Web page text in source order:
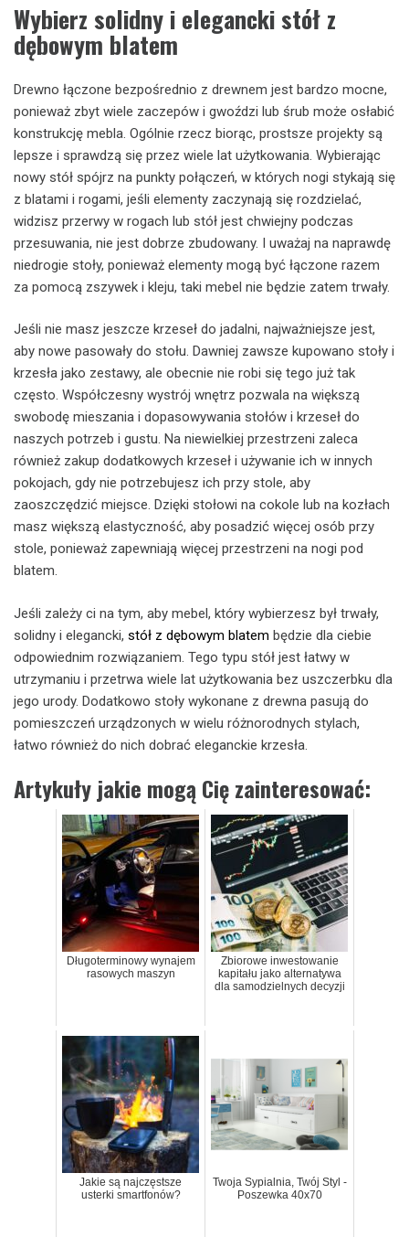
Wybierz solidny i elegancki stół z
dębowym blatem
Drewno łączone bezpośrednio z drewnem jest bardzo mocne,
ponieważ zbyt wiele zaczepów i gwoździ lub śrub może osłabić
konstrukcję mebla. Ogólnie rzecz biorąc, prostsze projekty są
lepsze i sprawdzą się przez wiele lat użytkowania. Wybierając
nowy stół spójrz na punkty połączeń, w których nogi stykają się
z blatami i rogami, jeśli elementy zaczynają się rozdzielać,
widzisz przerwy w rogach lub stół jest chwiejny podczas
przesuwania, nie jest dobrze zbudowany. I uważaj na naprawdę
niedrogie stoły, ponieważ elementy mogą być łączone razem
za pomocą zszywek i kleju, taki mebel nie będzie zatem trwały.
Jeśli nie masz jeszcze krzeseł do jadalni, najważniejsze jest,
aby nowe pasowały do stołu. Dawniej zawsze kupowano stoły i
krzesła jako zestawy, ale obecnie nie robi się tego już tak
często. Współczesny wystrój wnętrz pozwala na większą
swobodę mieszania i dopasowywania stołów i krzeseł do
naszych potrzeb i gustu. Na niewielkiej przestrzeni zaleca
również zakup dodatkowych krzeseł i używanie ich w innych
pokojach, gdy nie potrzebujesz ich przy stole, aby
zaoszczędzić miejsce. Dzięki stołowi na cokole lub na kozłach
masz większą elastyczność, aby posadzić więcej osób przy
stole, ponieważ zapewniają więcej przestrzeni na nogi pod
blatem.
Jeśli zależy ci na tym, aby mebel, który wybierzesz był trwały,
solidny i elegancki, stół z dębowym blatem będzie dla ciebie
odpowiednim rozwiązaniem. Tego typu stół jest łatwy w
utrzymaniu i przetrwa wiele lat użytkowania bez uszczerbku dla
jego urody. Dodatkowo stoły wykonane z drewna pasują do
pomieszczeń urządzonych w wielu różnorodnych stylach,
łatwo również do nich dobrać eleganckie krzesła.
Artykuły jakie mogą Cię zainteresować:
Długoterminowy wynajem
rasowych maszyn
Zbiorowe inwestowanie
kapitału jako alternatywa
dla samodzielnych decyzji
Jakie są najczęstsze
usterki smartfonów?
Twoja Sypialnia, Twój Styl -
Poszewka 40x70